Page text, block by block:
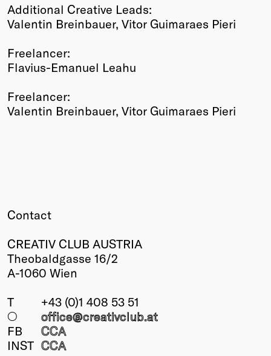
Additional Creative Leads:
Valentin Breinbauer, Vitor Guimaraes Pieri
Freelancer:
Flavius-Emanuel Leahu
Freelancer:
Valentin Breinbauer, Vitor Guimaraes Pieri
Contact
CREATIV CLUB AUSTRIA
Theobaldgasse 16/2
A-1060 Wien
T
+43 (0)1 408 53 51
○
office@creativclub.at
FB
CCA
INST CCA